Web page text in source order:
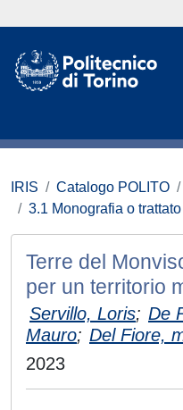
IRIS Catalogo POLITO
3.1 Monografia o
Terre del
per un territorio
Servillo, Loris; De
Mauro; Del Fiore,
2023